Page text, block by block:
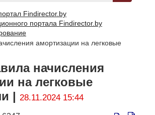
Findirector.by
портала Findirector.by
амортизации на легковые
начисления
на легковые
| 28.11.2024 15:44